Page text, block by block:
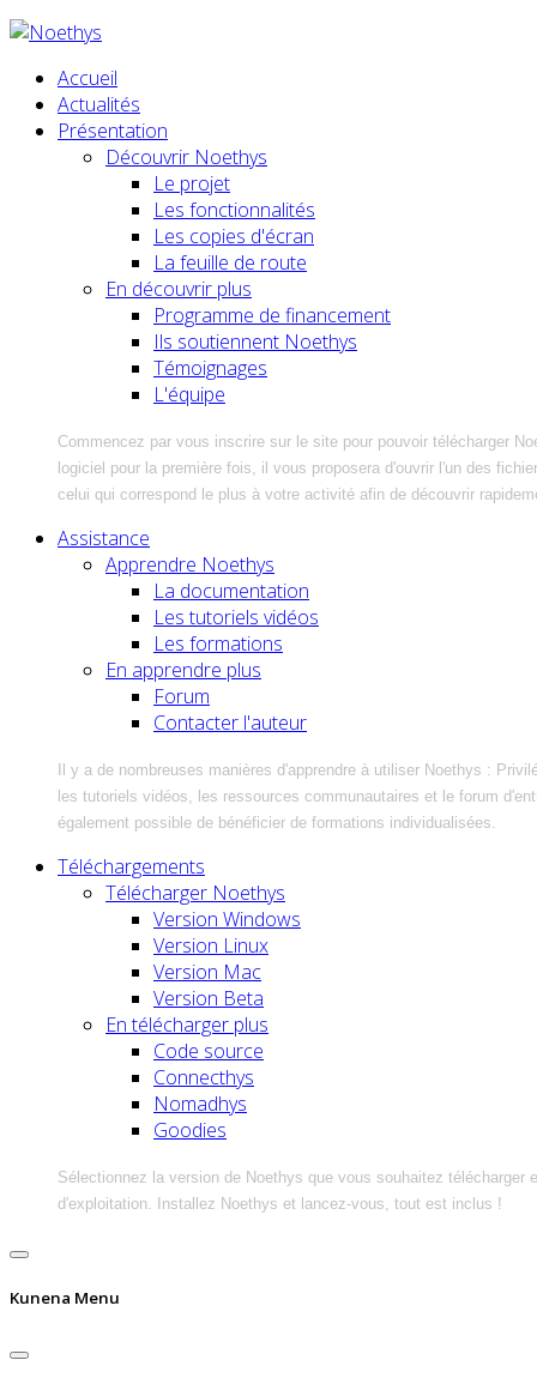
Accueil
Actualités
Présentation
Découvrir Noethys
Le projet
Les fonctionnalités
Les copies d'écran
La feuille de route
En découvrir plus
Programme de financement
Ils soutiennent Noethys
Témoignages
L'équipe
Commencez par vous inscrire sur le site pour pouvoir télécharger
logiciel pour la première fois, il vous proposera d'ouvrir l'un des
celui qui correspond le plus à votre activité afin de découvrir
Assistance
Apprendre Noethys
La documentation
Les tutoriels vidéos
Les formations
En apprendre plus
Forum
Contacter l'auteur
Il y a de nombreuses manières d'apprendre à utiliser Noethys :
les tutoriels vidéos, les ressources communautaires et le forum
également possible de bénéficier de formations individualisées.
Téléchargements
Télécharger Noethys
Version Windows
Version Linux
Version Mac
Version Beta
En télécharger plus
Code source
Connecthys
Nomadhys
Goodies
Sélectionnez la version de Noethys que vous souhaitez télécharger
d'exploitation. Installez Noethys et lancez-vous, tout est inclus !
Kunena Menu